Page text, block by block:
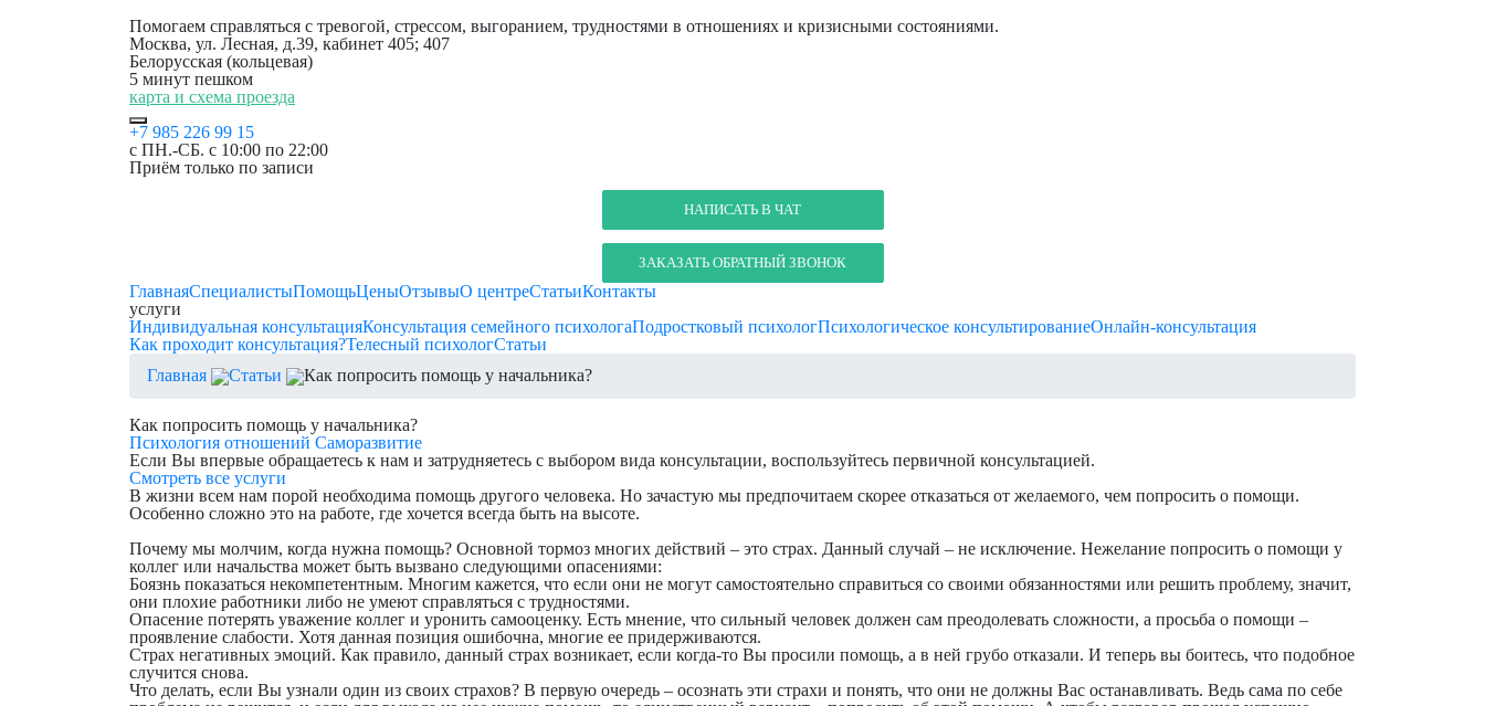
Помогаем справляться с тревогой, стрессом, выгоранием, трудностями в отношениях и кризисными состояниями.
Москва, ул. Лесная, д.39, кабинет 405; 407
Белорусская (кольцевая)
5 минут пешком
карта и схема проезда
+7 985 226 99 15
с ПН.-СБ. с 10:00 по 22:00
Приём только по записи
НАПИСАТЬ В ЧАТ
ЗАКАЗАТЬ ОБРАТНЫЙ ЗВОНОК
ГлавнаяСпециалистыПомощьЦеныОтзывыО центреСтатьиКонтакты
услуги
Индивидуальная консультацияКонсультация семейного психологаПодростковый психологПсихологическое консультированиеОнлайн-консультация
Как проходит консультация?Телесный психологСтатьи
Главная
Статьи Как попросить помощь у начальника?
Как попросить помощь у начальника?
Психология отношений Саморазвитие
Если Вы впервые обращаетесь к нам и затрудняетесь с выбором вида консультации, воспользуйтесь первичной консультацией.
Смотреть все услуги
В жизни всем нам порой необходима помощь другого человека. Но зачастую мы предпочитаем скорее отказаться от желаемого, чем попросить о помощи.
Особенно сложно это на работе, где хочется всегда быть на высоте.
Почему мы молчим, когда нужна помощь? Основной тормоз многих действий – это страх. Данный случай – не исключение. Нежелание попросить о помощи у
коллег или начальства может быть вызвано следующими опасениями:
Боязнь показаться некомпетентным. Многим кажется, что если они не могут самостоятельно справиться со своими обязанностями или решить проблему, значит,
они плохие работники либо не умеют справляться с трудностями.
Опасение потерять уважение коллег и уронить самооценку. Есть мнение, что сильный человек должен сам преодолевать сложности, а просьба о помощи –
проявление слабости. Хотя данная позиция ошибочна, многие ее придерживаются.
Страх негативных эмоций. Как правило, данный страх возникает, если когда-то Вы просили помощь, а в ней грубо отказали. И теперь вы боитесь, что подобное
случится снова.
Что делать, если Вы узнали один из своих страхов? В первую очередь – осознать эти страхи и понять, что они не должны Вас останавливать. Ведь сама по себе